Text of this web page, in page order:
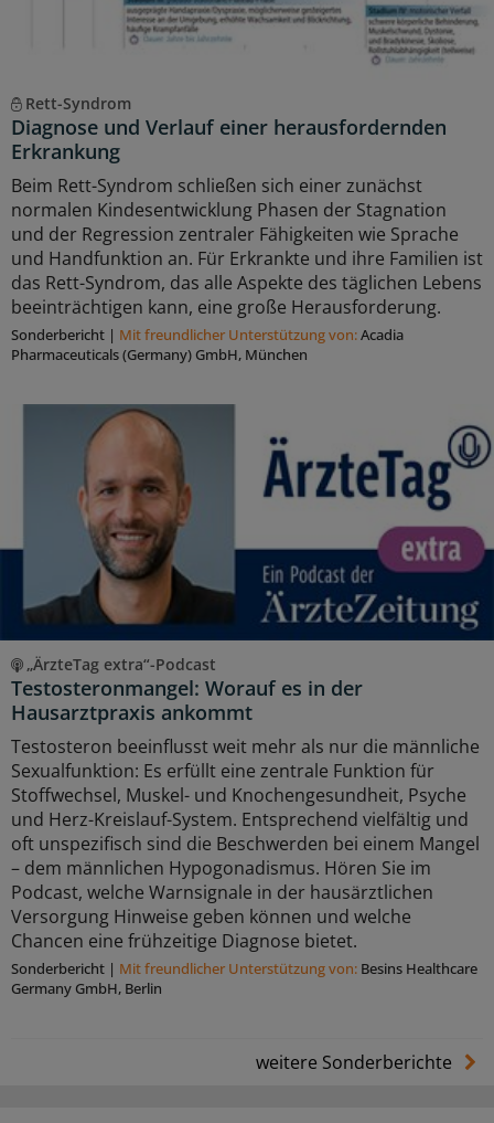
Rett-Syndrom
Diagnose und Verlauf einer herausfordernden
Erkrankung
Beim Rett-Syndrom schließen sich einer zunächst
normalen Kindesentwicklung Phasen der Stagnation
und der Regression zentraler Fähigkeiten wie Sprache
und Handfunktion an. Für Erkrankte und ihre Familien ist
das Rett-Syndrom, das alle Aspekte des täglichen Lebens
beeinträchtigen kann, eine große Herausforderung.
Sonderbericht | Mit freundlicher Unterstützung von:Acadia
Pharmaceuticals (Germany) GmbH, München
„ÄrzteTag extra“-Podcast
Testosteronmangel: Worauf es in der
Hausarztpraxis ankommt
Testosteron beeinflusst weit mehr als nur die männliche
Sexualfunktion: Es erfüllt eine zentrale Funktion für
Stoffwechsel, Muskel- und Knochengesundheit, Psyche
und Herz-Kreislauf-System. Entsprechend vielfältig und
oft unspezifisch sind die Beschwerden bei einem Mangel
– dem männlichen Hypogonadismus. Hören Sie im
Podcast, welche Warnsignale in der hausärztlichen
Versorgung Hinweise geben können und welche
Chancen eine frühzeitige Diagnose bietet.
Sonderbericht | Mit freundlicher Unterstützung von: Besins Healthcare
Germany GmbH, Berlin
weitere Sonderberichte